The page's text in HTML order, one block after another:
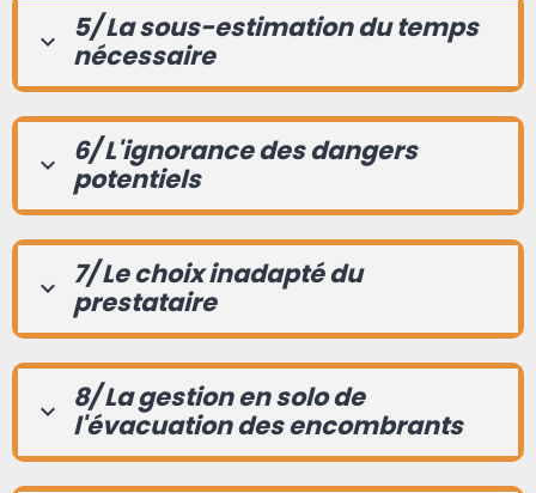
5/ La sous-estimation du temps
nécessaire
6/ L'ignorance des dangers
potentiels
7/ Le choix inadapté du
prestataire
8/ La gestion en solo de
l'évacuation des encombrants